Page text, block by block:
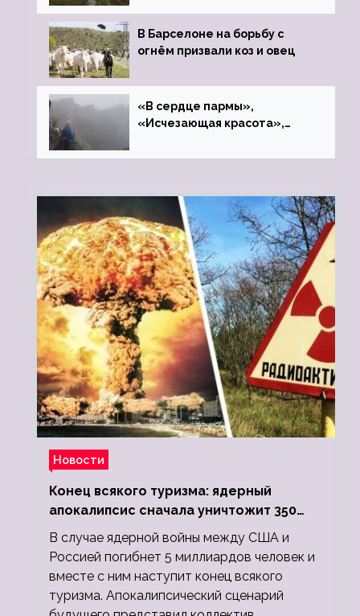
В Барселоне на борьбу с
огнём призвали коз и овец
«В сердце пармы»,
«Исчезающая красота»,
Новости
Конец всякого туризма: ядерный
апокалипсис сначала уничтожит 350
миллионов, а потом 5 миллиардов
людей
В случае ядерной войны между США и
Россией погибнет 5 миллиардов человек и
вместе с ним наступит конец всякого
туризма. Апокалипсический сценарий